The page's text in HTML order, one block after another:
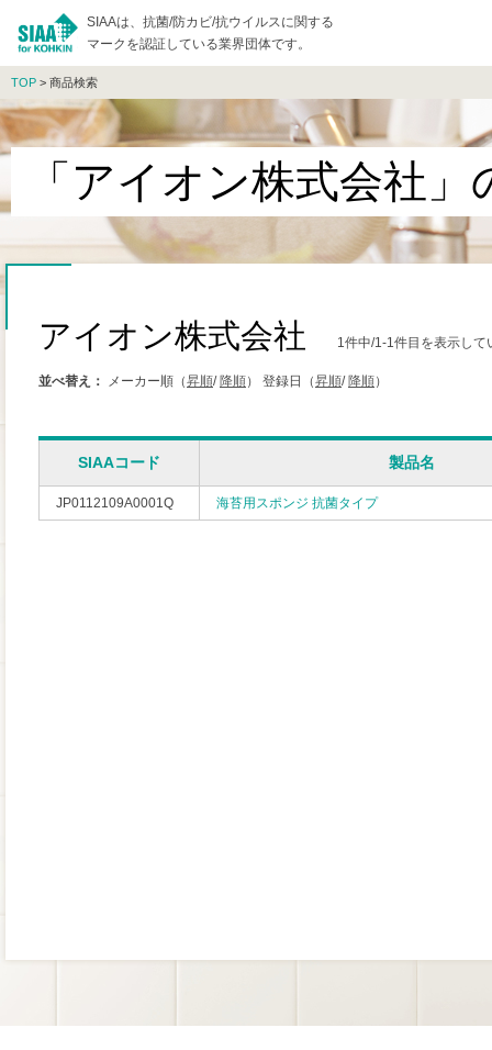
SIAAは、抗菌/防カビ/抗ウイルスに関する
マークを認証している業界団体です。
TOP > 商品検索
「アイオン株式会社
アイオン株式会社 1件中/1-1件目を表示して
並べ替え： メーカー順（昇順/ 降順） 登録日（昇順/ 降順）
SIAAコード 製品名
JP0112109A0001Q 海苔用スポンジ 抗菌タイプ